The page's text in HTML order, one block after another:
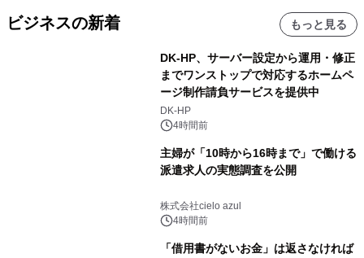
ビジネスの新着 もっと見る
DK-HP、サーバー設定から運用・修正
までワンストップで対応するホームペ
ージ制作請負サービスを提供中
DK-HP
4時間前
主婦が「10時から16時まで」で働ける
派遣求人の実態調査を公開
株式会社cielo azul
4時間前
「借用書がないお金」は返さなければ